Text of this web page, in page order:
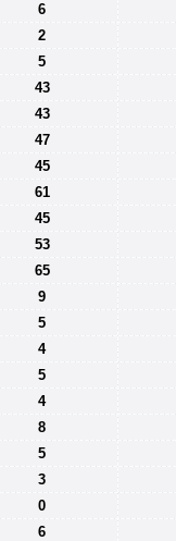
6
2
5
43
43
47
45
61
45
53
65
9
5
4
5
4
8
5
3
0
6